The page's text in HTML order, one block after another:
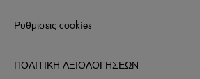
Ρυθμίσεις cookies
ΠΟΛΙΤΙΚΗ ΑΞΙΟΛΟΓΗΣΕΩΝ